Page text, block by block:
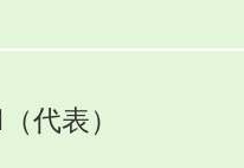
代表）